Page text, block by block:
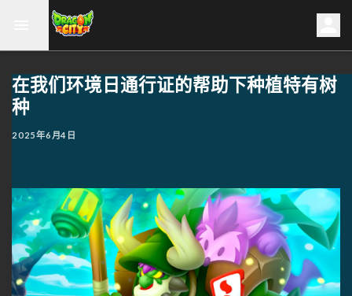
在我们环境日通行证的帮助下种植特有树
种
2025年6月4日